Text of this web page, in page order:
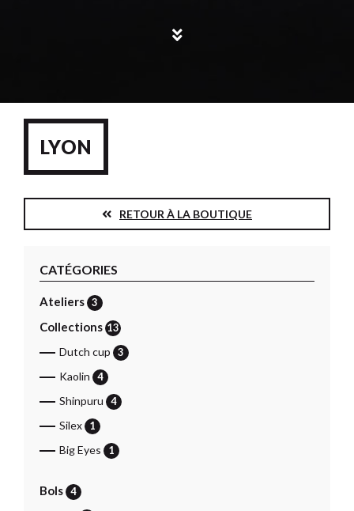
LYON
RETOUR À LA BOUTIQUE
CATÉGORIES
Ateliers 3
Collections 13
Dutch cup 3
Kaolin 4
Shinpuru 4
Silex 1
Big Eyes 1
Bols 4